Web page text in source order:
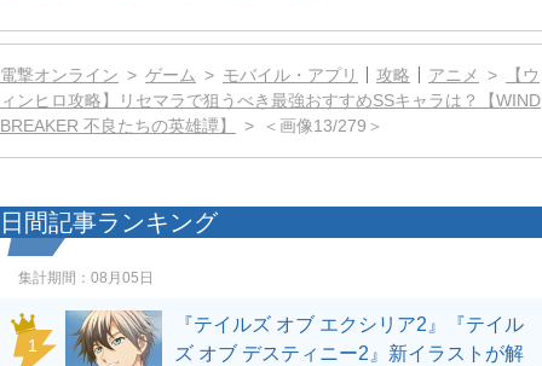
電撃オンライン ゲーム モバイル・アプリ 攻略 アニメ
【ウ
ィンヒロ攻略】リセマラで狙うべき最強おすすめSSキャラは？【WIND
BREAKER 不良たちの英雄譚】
＜画像13/279＞
日間記事ランキング
集計期間： 08月05日
1
『テイルズ オブ エクシリア2』『テイル
ズ オブ デスティニー2』新イラストが解